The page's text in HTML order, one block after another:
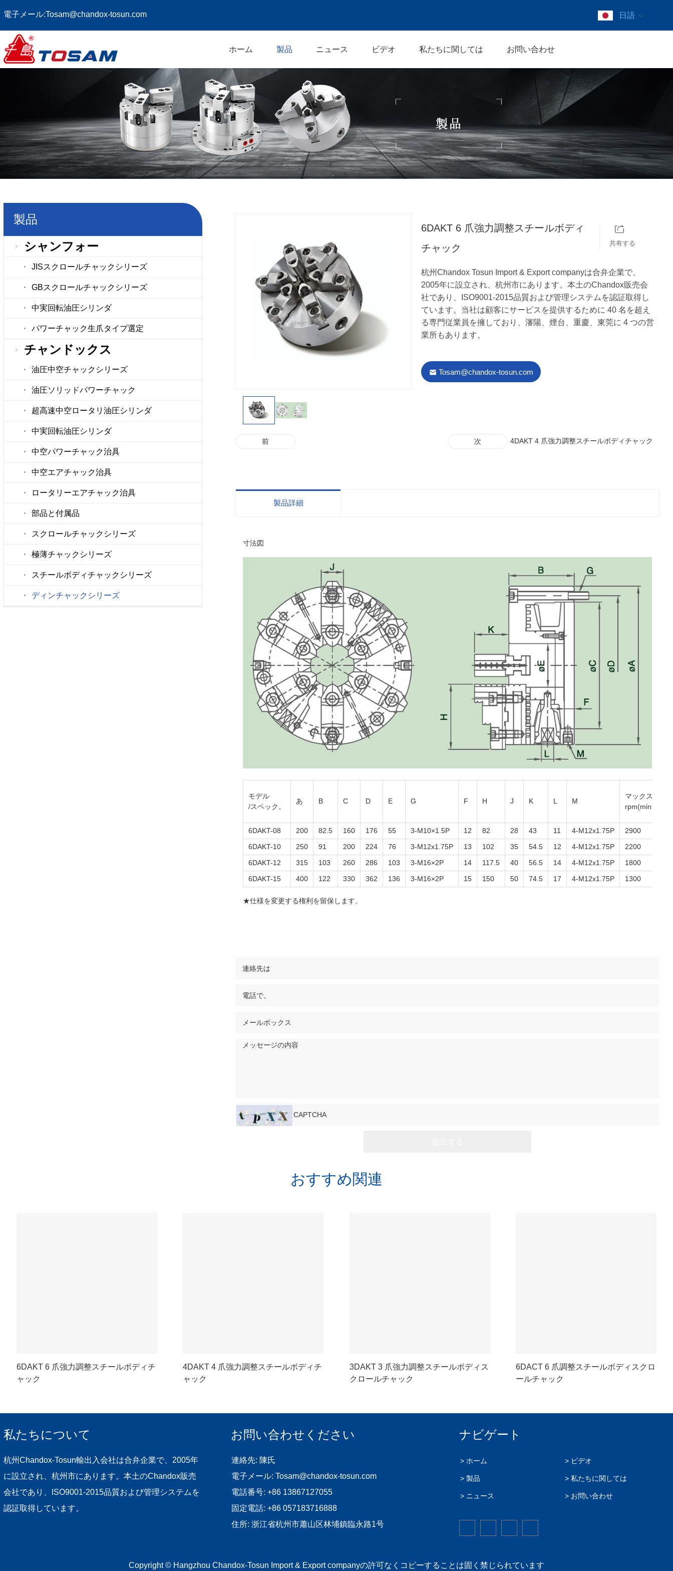
電子メール:Tosam@chandox-tosun.com 日語
ホーム 製品 ニュース ビデオ 私たちに関しては お問い合わせ
製品
シャンフォー
JISスクロールチャックシリーズ
GBスクロールチャックシリーズ
中実回転油圧シリンダ
パワーチャック生爪タイプ選定
チャンドックス
油圧中空チャックシリーズ
油圧ソリッドパワーチャック
超高速中空ロータリ油圧シリンダ
中実回転油圧シリンダ
中空パワーチャック治具
中空エアチャック治具
ロータリーエアチャック治具
部品と付属品
スクロールチャックシリーズ
極薄チャックシリーズ
スチールボディチャックシリーズ
ディンチャックシリーズ
6DAKT 6 爪強力調整スチールボディ
チャック
共有する
杭州Chandox Tosun Import & Export companyは合弁企業で、
2005年に設立され、杭州市にあります。本土のChandox販売会
社であり、ISO9001-2015品質および管理システムを認証取得し
ています。当社は顧客にサービスを提供するために 40 名を超え
る専門従業員を擁しており、瀋陽、煙台、重慶、東莞に 4 つの営
業所もあります。
Tosam@chandox-tosun.com
前 次 4DAKT 4 爪強力調整スチールボディチャック
製品詳細
寸法図
モデル
/スペック。
あ B C D E G F H J K L M
マックス・ス
rpm(min⁻¹)
6DAKT-08 200 82.5 160 176 55 3-M10×1.5P 12 82 28 43 11 4-M12x1.75P
2900
6DAKT-10
250 91 200 224 76 3-M12x1.75P 13 102 35 54.5 12 4-M12x1.75P
2200
6DAKT-12
315 103 260 286 103 3-M16×2P 14 117.5 40 56.5 14 4-M12x1.75P
1800
6DAKT-15
400 122 330 362 136 3-M16×2P 15 150 50 74.5 17 4-M12x1.75P 1300
★仕様を変更する権利を留保します。
おすすめ関連
6DAKT 6 爪強力調整スチールボディチ
ャック
4DAKT 4 爪強力調整スチールボディチ
ャック
3DAKT 3 爪強力調整スチールボディス
クロールチャック
6DACT 6 爪調整スチールボディスクロ
ールチャック
私たちについて
杭州Chandox-Tosun輸出入会社は合弁企業で、2005年
に設立され、杭州市にあります。本土のChandox販売
会社であり、ISO9001-2015品質および管理システムを
認証取得しています。
お問い合わせください
連絡先: 陳氏
電子メール: Tosam@chandox-tosun.com
電話番号: +86 13867127055
固定電話: +86 057183716888
住所: 浙江省杭州市蕭山区林埔鎮臨永路1号
ナビゲート
> ホーム
> 製品
> ニュース
> ビデオ
> 私たちに関しては
> お問い合わせ
Copyright © Hangzhou Chandox-Tosun Import & Export companyの許可なくコピーすることは固く禁じられています